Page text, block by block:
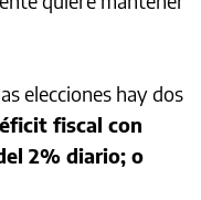
elecciones hay dos
fiscal con
2% diario; o